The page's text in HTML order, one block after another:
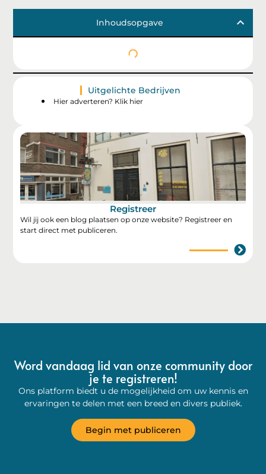
Inhoudsopgave
Uitgelichte Bedrijven
Hier adverteren? Klik hier
Registreer
Wil jij ook een blog plaatsen op onze website? Registreer en
start direct met publiceren.
Word vandaag lid van onze community door
je te registreren!
Ons platform biedt u de mogelijkheid om uw kennis en
ervaringen te delen met een breed en divers publiek.
Begin met publiceren